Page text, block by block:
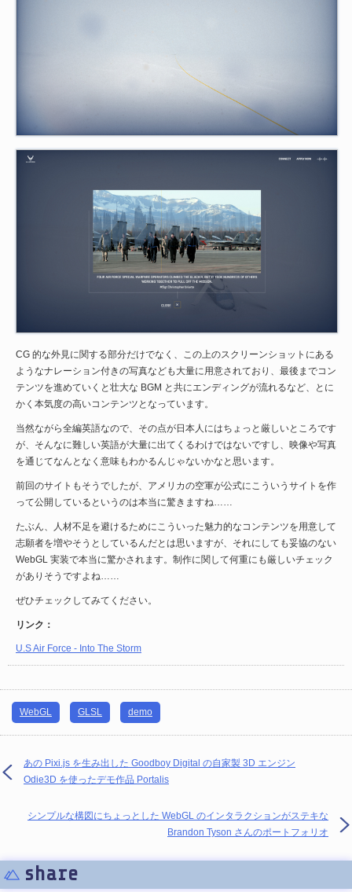
CG 的な外見に関する部分だけでなく、この上のスクリーンショットにある
ようなナレーション付きの写真なども大量に用意されており、最後までコン
テンツを進めていくと壮大な BGM と共にエンディングが流れるなど、とに
かく本気度の高いコンテンツとなっています。
当然ながら全編英語なので、その点が日本人にはちょっと厳しいところです
が、そんなに難しい英語が大量に出てくるわけではないですし、映像や写真
を通じてなんとなく意味もわかるんじゃないかなと思います。
前回のサイトもそうでしたが、アメリカの空軍が公式にこういうサイトを作
って公開しているというのは本当に驚きますね……
たぶん、人材不足を避けるためにこういった魅力的なコンテンツを用意して
志願者を増やそうとしているんだとは思いますが、それにしても妥協のない
WebGL 実装で本当に驚かされます。制作に関して何重にも厳しいチェック
がありそうですよね……
ぜひチェックしてみてください。
リンク：
U.S Air Force - Into The Storm
WebGL GLSL demo
あの Pixi.js を生み出した Goodboy Digital の自家製 3D エンジン
Odie3D を使ったデモ作品 Portalis
シンプルな構図にちょっとした WebGL のインタラクションがステキな
Brandon Tyson さんのポートフォリオ
share